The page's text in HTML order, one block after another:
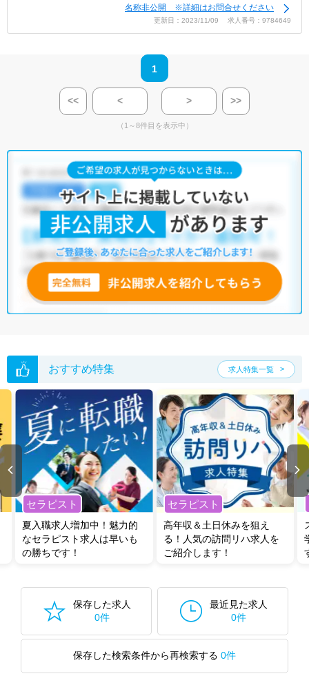
名称非公開 ※詳細はお問合せください
更新日：2023/11/09 求人番号：9784649
1
<< < > >>
（1～8件目を表示中）
おすすめ特集 求人特集一覧
セラピスト
夏入職求人増加中！魅力的
なセラピスト求人は早いも
の勝ちです！
セラピスト
高年収＆土日休みを狙え
る！人気の訪問リハ求人を
ご紹介します！
保存した求人
0件
最近見た求人
0件
保存した検索条件から再検索する 0件